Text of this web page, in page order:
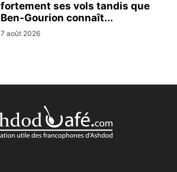
fortement ses vols tandis que
Ben-Gourion connaît...
7 août 2026